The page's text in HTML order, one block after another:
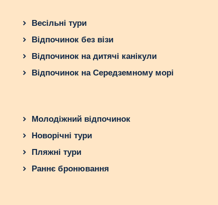
Висновок
Сейшели восени – справжній рай для сімейного
відпочинку. Комфортний клімат, безпечні пляжі,
безліч розваг для дітей та унікальна природа
роблять ці острови ідеальним місцем для
активним пригодам, Сейшели подарують вашій
родині незабутні враження!
Весільні тури
Відпочинок без візи
Відпочинок на дитячі канікули
Відпочинок на Середземному морі
Молодіжний відпочинок
Новорічні тури
Пляжні тури
Раннє бронювання